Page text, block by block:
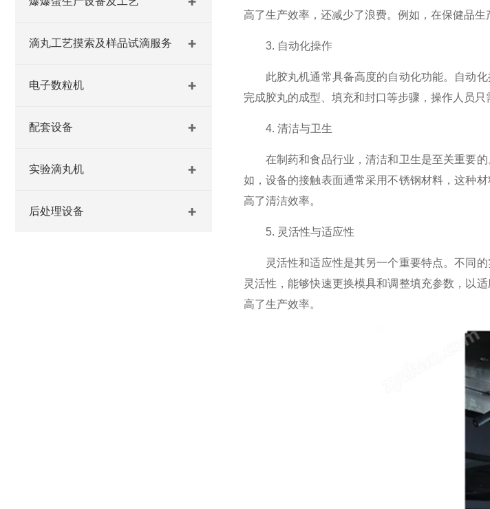
滴丸工艺摸索及样品试滴服务
电子数粒机
配套设备
实验滴丸机
后处理设备
高了生产效率，还减少了浪费。例如，在保健品
3. 自动化操作
此胶丸机通常具备高度的自动化功能。自动化
完成胶丸的成型、填充和封口等步骤，操作人员
4. 清洁与卫生
在制药和食品行业，清洁和卫生是至关重要的
如，设备的接触表面通常采用不锈钢材料，这种
高了清洁效率。
5. 灵活性与适应性
灵活性和适应性是其另一个重要特点。不同的
灵活性，能够快速更换模具和调整填充参数，以
高了生产效率。